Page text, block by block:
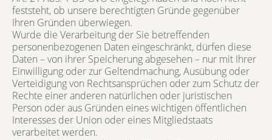
feststeht, ob unsere berechtigten Gründe gegenüber
Ihren Gründen überwiegen.
Wurde die Verarbeitung der Sie betreffenden
personenbezogenen Daten eingeschränkt, dürfen diese
Daten – von ihrer Speicherung abgesehen – nur mit Ihrer
Einwilligung oder zur Geltendmachung, Ausübung oder
Verteidigung von Rechtsansprüchen oder zum Schutz der
Rechte einer anderen natürlichen oder juristischen
Person oder aus Gründen eines wichtigen öffentlichen
Interesses der Union oder eines Mitgliedstaats
verarbeitet werden.